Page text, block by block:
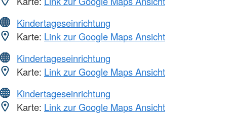
Kindertageseinrichtung
Karte: Link zur Google Maps Ansicht
Kindertageseinrichtung
Karte: Link zur Google Maps Ansicht
Kindertageseinrichtung
Karte: Link zur Google Maps Ansicht